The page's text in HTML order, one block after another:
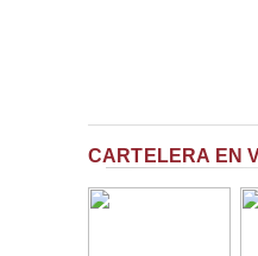
CARTELERA EN